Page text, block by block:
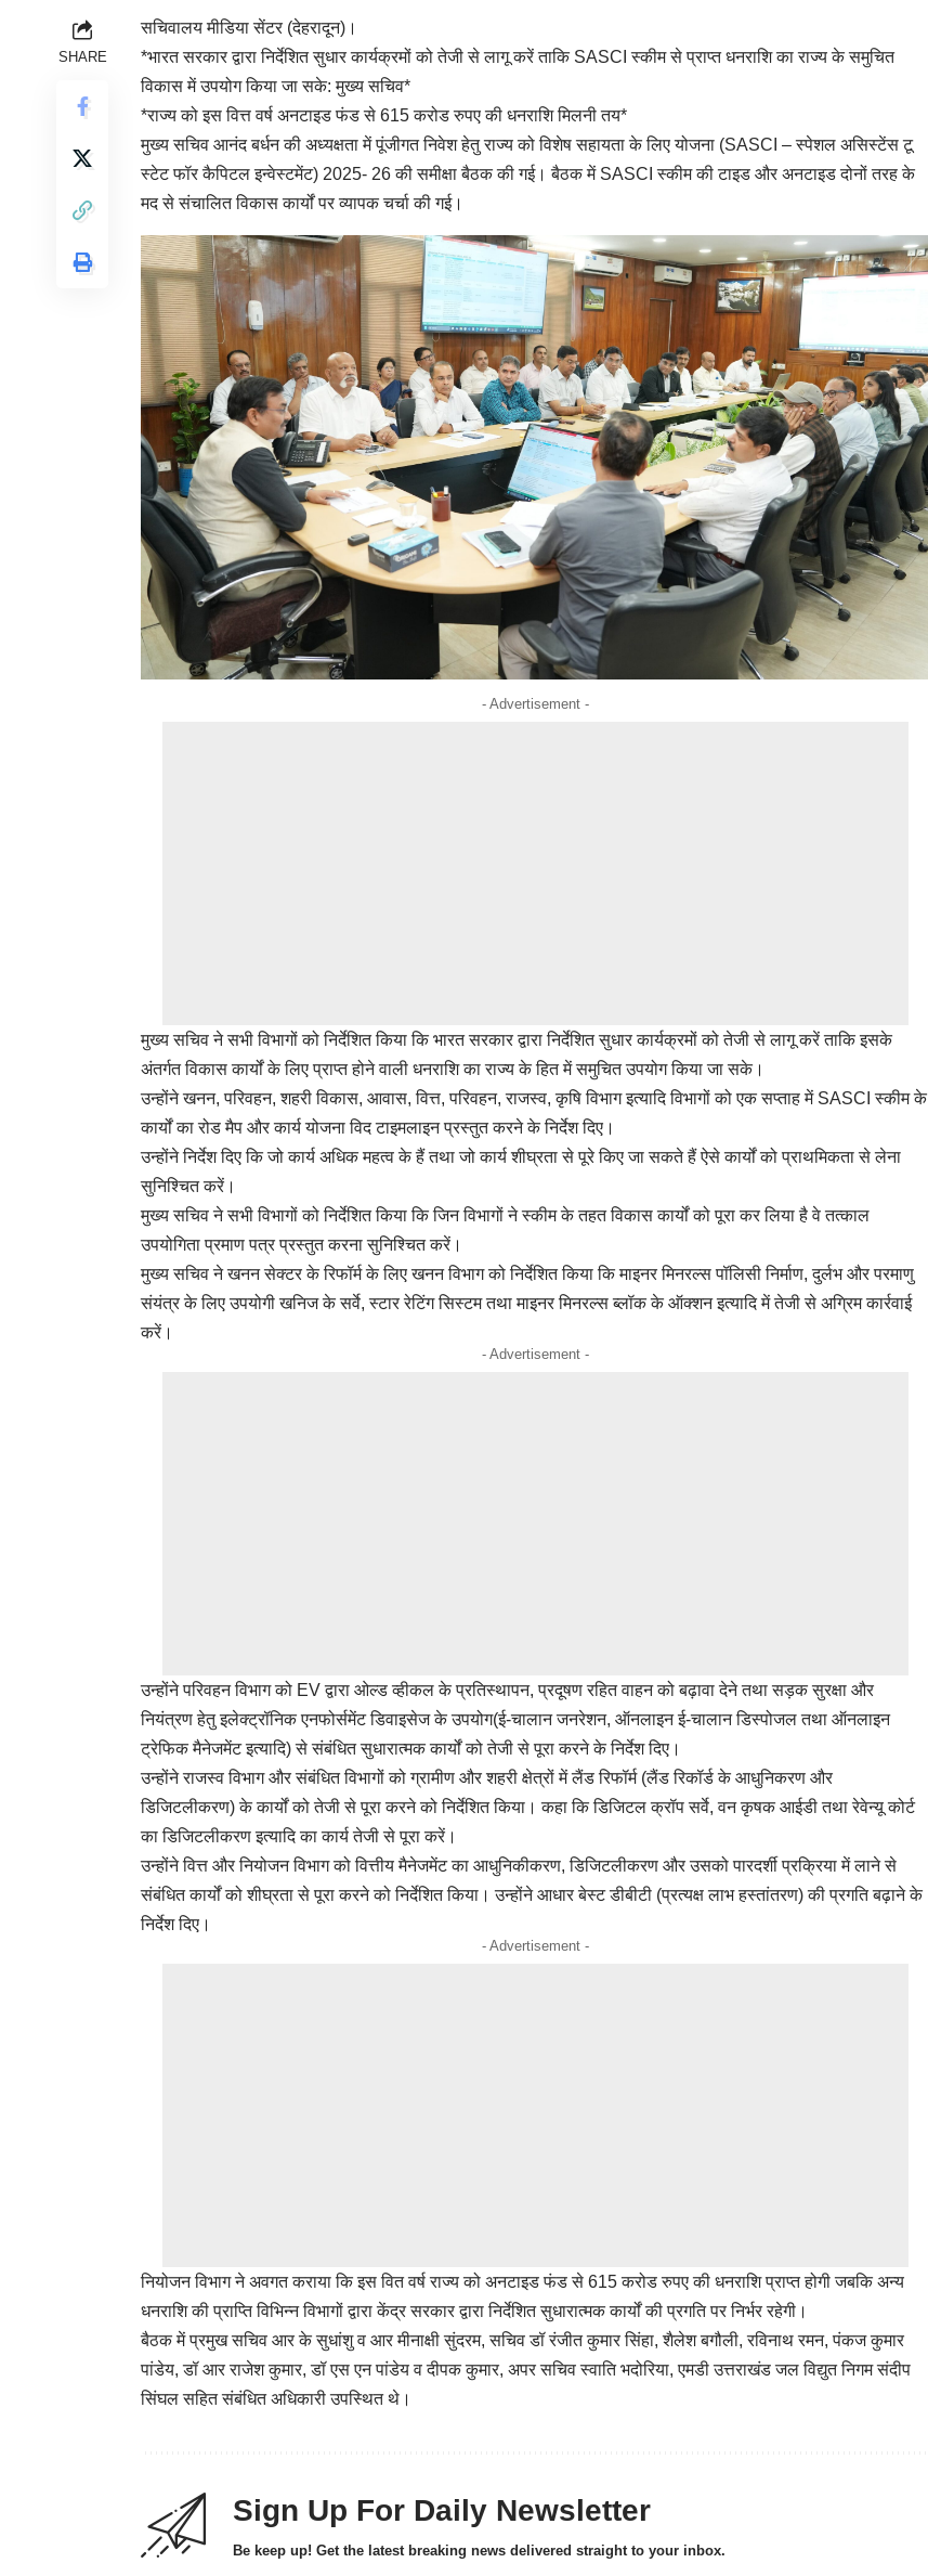
SHARE
सचिवालय मीडिया सेंटर (देहरादून)।
*भारत सरकार द्वारा निर्देशित सुधार कार्यक्रमों को तेजी से लागू करें ताकि SASCI स्कीम से प्राप्त धनराशि का राज्य के समुचित
विकास में उपयोग किया जा सके: मुख्य सचिव*
*राज्य को इस वित्त वर्ष अनटाइड फंड से 615 करोड रुपए की धनराशि मिलनी तय*
मुख्य सचिव आनंद बर्धन की अध्यक्षता में पूंजीगत निवेश हेतु राज्य को विशेष सहायता के लिए योजना (SASCI – स्पेशल असिस्टेंस टू
स्टेट फॉर कैपिटल इन्वेस्टमेंट) 2025- 26 की समीक्षा बैठक की गई। बैठक में SASCI स्कीम की टाइड और अनटाइड दोनों तरह के
मद से संचालित विकास कार्यों पर व्यापक चर्चा की गई।
- Advertisement -
मुख्य सचिव ने सभी विभागों को निर्देशित किया कि भारत सरकार द्वारा निर्देशित सुधार कार्यक्रमों को तेजी से लागू करें ताकि इसके
अंतर्गत विकास कार्यों के लिए प्राप्त होने वाली धनराशि का राज्य के हित में समुचित उपयोग किया जा सके।
उन्होंने खनन, परिवहन, शहरी विकास, आवास, वित्त, परिवहन, राजस्व, कृषि विभाग इत्यादि विभागों को एक सप्ताह में SASCI स्कीम के
कार्यों का रोड मैप और कार्य योजना विद टाइमलाइन प्रस्तुत करने के निर्देश दिए।
उन्होंने निर्देश दिए कि जो कार्य अधिक महत्व के हैं तथा जो कार्य शीघ्रता से पूरे किए जा सकते हैं ऐसे कार्यों को प्राथमिकता से लेना
सुनिश्चित करें।
मुख्य सचिव ने सभी विभागों को निर्देशित किया कि जिन विभागों ने स्कीम के तहत विकास कार्यों को पूरा कर लिया है वे तत्काल
उपयोगिता प्रमाण पत्र प्रस्तुत करना सुनिश्चित करें।
मुख्य सचिव ने खनन सेक्टर के रिफॉर्म के लिए खनन विभाग को निर्देशित किया कि माइनर मिनरल्स पॉलिसी निर्माण, दुर्लभ और परमाणु
संयंत्र के लिए उपयोगी खनिज के सर्वे, स्टार रेटिंग सिस्टम तथा माइनर मिनरल्स ब्लॉक के ऑक्शन इत्यादि में तेजी से अग्रिम कार्रवाई
करें।
- Advertisement -
उन्होंने परिवहन विभाग को EV द्वारा ओल्ड व्हीकल के प्रतिस्थापन, प्रदूषण रहित वाहन को बढ़ावा देने तथा सड़क सुरक्षा और
नियंत्रण हेतु इलेक्ट्रॉनिक एनफोर्समेंट डिवाइसेज के उपयोग(ई-चालान जनरेशन, ऑनलाइन ई-चालान डिस्पोजल तथा ऑनलाइन
ट्रेफिक मैनेजमेंट इत्यादि) से संबंधित सुधारात्मक कार्यों को तेजी से पूरा करने के निर्देश दिए।
उन्होंने राजस्व विभाग और संबंधित विभागों को ग्रामीण और शहरी क्षेत्रों में लैंड रिफॉर्म (लैंड रिकॉर्ड के आधुनिकरण और
डिजिटलीकरण) के कार्यों को तेजी से पूरा करने को निर्देशित किया। कहा कि डिजिटल क्रॉप सर्वे, वन कृषक आईडी तथा रेवेन्यू कोर्ट
का डिजिटलीकरण इत्यादि का कार्य तेजी से पूरा करें।
उन्होंने वित्त और नियोजन विभाग को वित्तीय मैनेजमेंट का आधुनिकीकरण, डिजिटलीकरण और उसको पारदर्शी प्रक्रिया में लाने से
संबंधित कार्यों को शीघ्रता से पूरा करने को निर्देशित किया। उन्होंने आधार बेस्ट डीबीटी (प्रत्यक्ष लाभ हस्तांतरण) की प्रगति बढ़ाने के
निर्देश दिए।
- Advertisement -
नियोजन विभाग ने अवगत कराया कि इस वित वर्ष राज्य को अनटाइड फंड से 615 करोड रुपए की धनराशि प्राप्त होगी जबकि अन्य
धनराशि की प्राप्ति विभिन्न विभागों द्वारा केंद्र सरकार द्वारा निर्देशित सुधारात्मक कार्यों की प्रगति पर निर्भर रहेगी।
बैठक में प्रमुख सचिव आर के सुधांशु व आर मीनाक्षी सुंदरम, सचिव डॉ रंजीत कुमार सिंहा, शैलेश बगौली, रविनाथ रमन, पंकज कुमार
पांडेय, डॉ आर राजेश कुमार, डॉ एस एन पांडेय व दीपक कुमार, अपर सचिव स्वाति भदोरिया, एमडी उत्तराखंड जल विद्युत निगम संदीप
सिंघल सहित संबंधित अधिकारी उपस्थित थे।
Sign Up For Daily Newsletter
Be keep up! Get the latest breaking news delivered straight to your inbox.